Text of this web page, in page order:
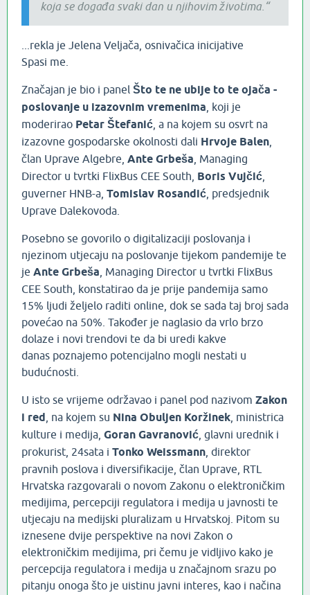
koja se događa svaki dan u njihovim životima.“
...rekla je Jelena Veljača, osnivačica inicijative
Spasi me.
Značajan je bio i panel Što te ne ubije to te ojača -
poslovanje u izazovnim vremenima , koji je
moderirao Petar Štefanić , a na kojem su osvrt na
izazovne gospodarske okolnosti dali Hrvoje Balen
član Uprave Algebre, Ante Grbeša , Managing
Director u tvrtki FlixBus CEE South, Boris Vujčić
guverner HNB-a, Tomislav Rosandić , predsjednik
Uprave Dalekovoda.
Posebno se govorilo o digitalizaciji poslovanja i
njezinom utjecaju na poslovanje tijekom pandemije te
je Ante Grbeša , Managing Director u tvrtki FlixBus
CEE South, konstatirao da je prije pandemija samo
15% ljudi željelo raditi online, dok se sada taj broj sada
povećao na 50%. Također je naglasio da vrlo brzo
dolaze i novi trendovi te da bi uredi kakve
danas poznajemo potencijalno mogli nestati u
budućnosti.
U isto se vrijeme održavao i panel pod nazivom Zakon
i red , na kojem su Nina Obuljen Koržinek , ministrica
kulture i medija, Goran Gavranović , glavni urednik i
prokurist, 24sata i Tonko Weissmann , direktor
pravnih poslova i diversifikacije, član Uprave, RTL
Hrvatska razgovarali o novom Zakonu o elektroničkim
medijima, percepciji regulatora i medija u javnosti te
utjecaju na medijski pluralizam u Hrvatskoj. Pitom su
iznesene dvije perspektive na novi Zakon o
elektroničkim medijima, pri čemu je vidljivo kako je
percepcija regulatora i medija u značajnom srazu po
pitanju onoga što je uistinu javni interes, kao i načina